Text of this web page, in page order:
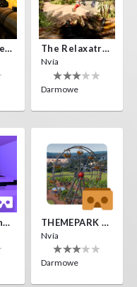
Alien Creepers VR The Relaxatron
Nvía
Darmowe
Crystals Tunnel VR THEMEPARK VR
Nvía
Darmowe